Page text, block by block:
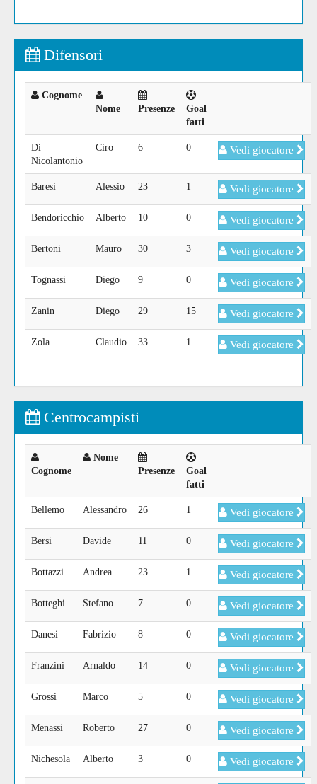
Difensori
Cognome
Nome
Presenze
Goal
fatti
Di
Nicolantonio
Ciro 6 0 Vedi giocatore
Baresi Alessio 23 1 Vedi giocatore
Bendoricchio Alberto 10 0 Vedi giocatore
Bertoni Mauro 30 3 Vedi giocatore
Tognassi Diego 9 0 Vedi giocatore
Zanin Diego 29 15 Vedi giocatore
Zola Claudio 33 1 Vedi giocatore
Centrocampisti
Cognome
Nome
Presenze
Goal
fatti
Bellemo Alessandro 26 1 Vedi giocatore
Bersi Davide 11 0 Vedi giocatore
Bottazzi Andrea 23 1 Vedi giocatore
Botteghi Stefano 7 0 Vedi giocatore
Danesi Fabrizio 8 0 Vedi giocatore
Franzini Arnaldo 14 0 Vedi giocatore
Grossi Marco 5 0 Vedi giocatore
Menassi Roberto 27 0 Vedi giocatore
Nichesola Alberto 3 0 Vedi giocatore